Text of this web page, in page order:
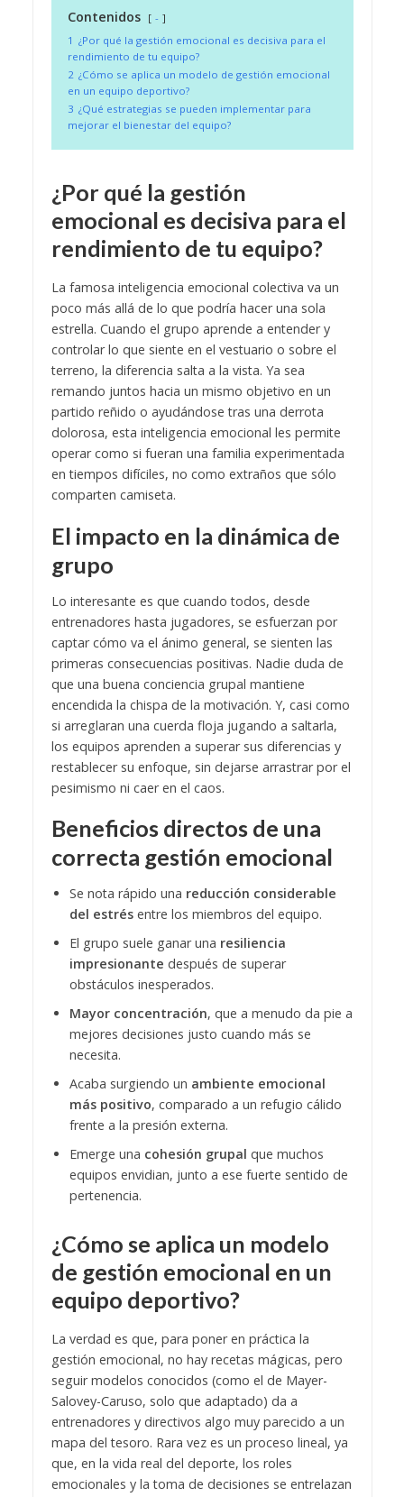
Contenidos
-
1 ¿Por qué la gestión emocional es decisiva para el
rendimiento de tu equipo?
2 ¿Cómo se aplica un modelo de gestión emocional
en un equipo deportivo?
3 ¿Qué estrategias se pueden implementar para
mejorar el bienestar del equipo?
¿Por qué la gestión
emocional es decisiva para el
rendimiento de tu equipo?
La famosa inteligencia emocional colectiva va un
poco más allá de lo que podría hacer una sola
estrella. Cuando el grupo aprende a entender y
controlar lo que siente en el vestuario o sobre el
terreno, la diferencia salta a la vista. Ya sea
remando juntos hacia un mismo objetivo en un
partido reñido o ayudándose tras una derrota
dolorosa, esta inteligencia emocional les permite
operar como si fueran una familia experimentada
en tiempos difíciles, no como extraños que sólo
comparten camiseta.
El impacto en la dinámica de
grupo
Lo interesante es que cuando todos, desde
entrenadores hasta jugadores, se esfuerzan por
captar cómo va el ánimo general, se sienten las
primeras consecuencias positivas. Nadie duda de
que una buena conciencia grupal mantiene
encendida la chispa de la motivación. Y, casi como
si arreglaran una cuerda floja jugando a saltarla,
los equipos aprenden a superar sus diferencias y
restablecer su enfoque, sin dejarse arrastrar por el
pesimismo ni caer en el caos.
Beneficios directos de una
correcta gestión emocional
Se nota rápido una reducción considerable
del estrésentre los miembros del equipo.
El grupo suele ganar una resiliencia
impresionante después de superar
obstáculos inesperados.
Mayor concentración, que a menudo da pie a
mejores decisiones justo cuando más se
necesita.
Acaba surgiendo un ambiente emocional
más positivo, comparado a un refugio cálido
frente a la presión externa.
Emerge una cohesión grupal que muchos
equipos envidian, junto a ese fuerte sentido de
pertenencia.
¿Cómo se aplica un modelo
de gestión emocional en un
equipo deportivo?
La verdad es que, para poner en práctica la
gestión emocional, no hay recetas mágicas, pero
seguir modelos conocidos (como el de Mayer-
Salovey-Caruso, solo que adaptado) da a
entrenadores y directivos algo muy parecido a un
mapa del tesoro. Rara vez es un proceso lineal, ya
que, en la vida real del deporte, los roles
emocionales y la toma de decisiones se entrelazan